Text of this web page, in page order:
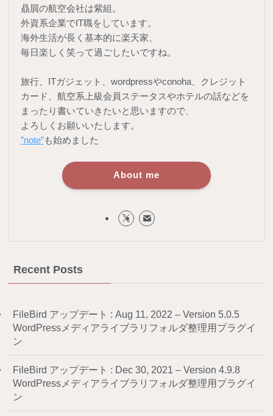
贔屓の航空会社は紫組。
外資系企業でIT職をしています。
海外生活が長く基本的に楽天家、
毎日楽しく笑って過ごしたいですね。
旅行、ITガジェット、wordpressやconoha、クレジット
カード、航空系上級会員ステータスやホテルの話などを
まったり書いていきたいと思いますので、
よろしくお願いいたします。
”note”も始めました
About me
Recent Posts
FileBird アップデート : Aug 11, 2022 – Version 5.0.5
WordPressメディアライブラリフォルダ整理用プラグイ
ン
FileBird アップデート : Dec 30, 2021 – Version 4.9.8
WordPressメディアライブラリフォルダ整理用プラグイ
ン